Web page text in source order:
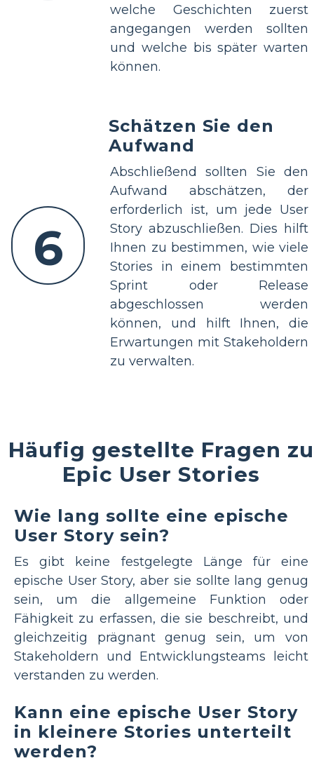
welche Geschichten zuerst
angegangen werden sollten
und welche bis später warten
können.
6
Schätzen Sie den
Aufwand
Abschließend sollten Sie den
Aufwand abschätzen, der
erforderlich ist, um jede User
Story abzuschließen. Dies hilft
Ihnen zu bestimmen, wie viele
Stories in einem bestimmten
Sprint oder Release
abgeschlossen werden
können, und hilft Ihnen, die
Erwartungen mit Stakeholdern
zu verwalten.
Häufig gestellte Fragen zu
Epic User Stories
Wie lang sollte eine epische
User Story sein?
Es gibt keine festgelegte Länge für eine
epische User Story, aber sie sollte lang genug
sein, um die allgemeine Funktion oder
Fähigkeit zu erfassen, die sie beschreibt, und
gleichzeitig prägnant genug sein, um von
Stakeholdern und Entwicklungsteams leicht
verstanden zu werden.
Kann eine epische User Story
in kleinere Stories unterteilt
werden?